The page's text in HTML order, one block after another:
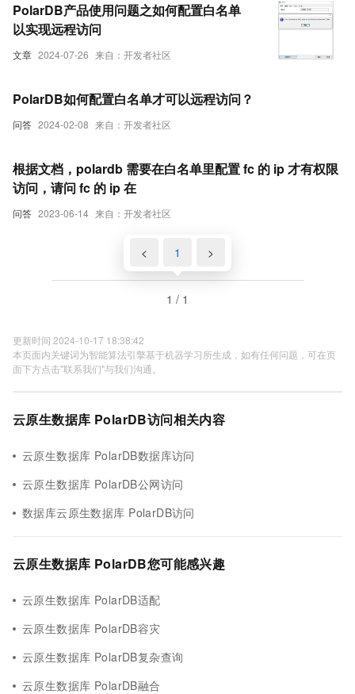
文章 2024-07-26 来自：开发者社区
PolarDB产品使用问题之如何配置白名单
以实现远程访问
问答 2024-02-08 来自：开发者社区
PolarDB如何配置白名单才可以远程访问？
问答 2023-06-14 来自：开发者社区
根据文档，polardb 需要在白名单里配置 fc 的 ip 才有权限
访问，请问 fc 的 ip 在
< 1 >
1 / 1
更新时间 2024-10-17 18:38:42
本页面内关键词为智能算法引擎基于机器学习所生成，如有任何问题，可在页
面下方点击"联系我们"与我们沟通。
云原生数据库 PolarDB访问相关内容
云原生数据库 PolarDB数据库访问
云原生数据库 PolarDB公网访问
数据库云原生数据库 PolarDB访问
云原生数据库 PolarDB您可能感兴趣
云原生数据库 PolarDB适配
云原生数据库 PolarDB容灾
云原生数据库 PolarDB复杂查询
云原生数据库 PolarDB融合